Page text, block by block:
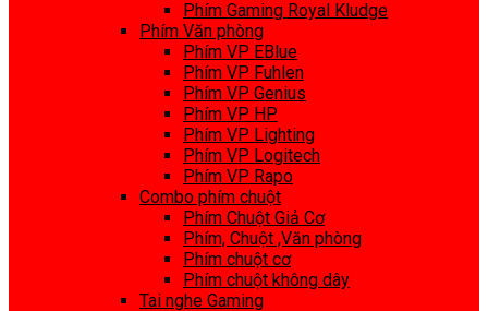
Phím Gaming Royal Kludge
Phím Văn phòng
Phím VP EBlue
Phím VP Fuhlen
Phím VP Genius
Phím VP HP
Phím VP Lighting
Phím VP Logitech
Phím VP Rapo
Combo phím chuột
Phím Chuột Giả Cơ
Phím, Chuột ,Văn phòng
Phím chuột cơ
Phím chuột không dây
Tai nghe Gaming